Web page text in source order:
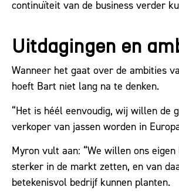
continuïteit van de business verder
Uitdagingen en
Wanneer het gaat over de ambities
hoeft Bart niet lang na te denken.
“Het is héél eenvoudig, wij willen de
verkoper van jassen worden in
Myron vult aan: “We willen ons
sterker in de markt zetten, en van
betekenisvol bedrijf kunnen planten.